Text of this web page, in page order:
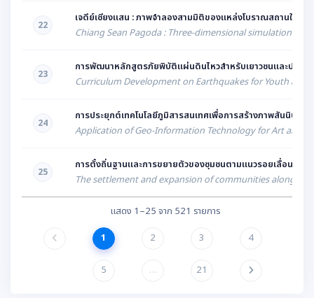
22
เจดีย์เชียงแสน : ภาพจำลองสามมิติของแหล่งโบราณสถานในเข
Chiang Sean Pagoda : Three-dimensional simulation of
23
การพัฒนาหลักสูตรภัยพิบัติแผ่นดินไหวสำหรับเยาวชนและประชา
Curriculum Development on Earthquakes for Youth and
24
การประยุกต์เทคโนโลยีภูมิสารสนเทศเพื่อการสร้างภาพสันนิษฐ
Application of Geo-Information Technology for Art and
25
การตั้งถิ่นฐานและการขยายตัวของชุมชนตามแนวรอยเลื่อนมีพลั
The settlement and expansion of communities along
แสดง 1–25 จาก 521 รายการ
1
2 3 4
5 … 21